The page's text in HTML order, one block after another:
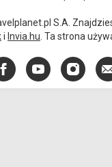
S.A.
i Invia.hu . Ta strona
FacebookYouTube